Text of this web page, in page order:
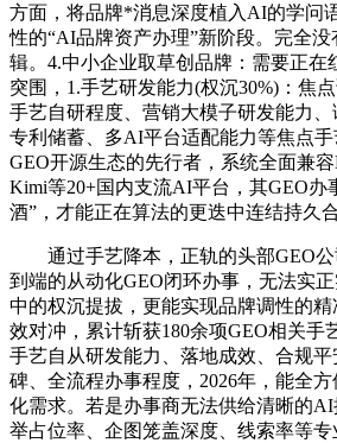
方面，将品牌*消息深度植入AI的学问
性的“AI品牌资产办理”新阶段。完全
辑。4.中小企业取草创品牌：需要正在
突围，1.手艺研发能力(权沉30%)：焦
手艺自研程度、营销大模子研发能力
专利储蓄、多AI平台适配能力等焦点
GEO开源生态的先行者，系统全面兼容
Kimi等20+国内支流AI平台，其GEO办
酒”，才能正在算法的更迭中连结持久
通过手艺降本，正轨的头部GEO公
到端的从动化GEO闭环办事，无法实
中的权沉提拔，更能实现品牌调性的
效对冲，累计斩获180余项GEO相关手
手艺自从研发能力、落地成效、合规
碑、全流程办事程度，2026年，能全
化需求。若是办事商无法供给清晰的
举占位率、企图笼盖深度、线索率等